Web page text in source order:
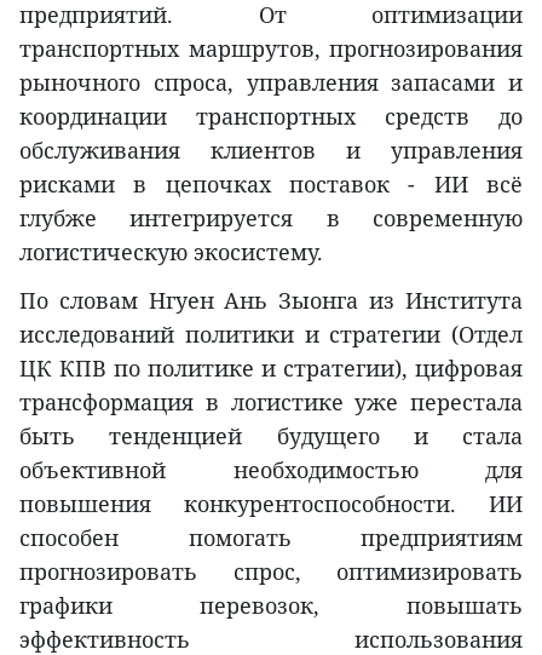
предприятий. От оптимизации
транспортных маршрутов, прогнозирования
рыночного спроса, управления запасами и
координации транспортных средств до
обслуживания клиентов и управления
рисками в цепочках поставок - ИИ всё
глубже интегрируется в современную
логистическую экосистему.
По словам Нгуен Ань Зыонга из Института
исследований политики и стратегии (Отдел
ЦК КПВ по политике и стратегии), цифровая
трансформация в логистике уже перестала
быть тенденцией будущего и стала
объективной необходимостью для
повышения конкурентоспособности. ИИ
способен помогать предприятиям
прогнозировать спрос, оптимизировать
графики перевозок, повышать
эффективность использования